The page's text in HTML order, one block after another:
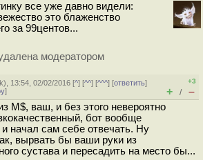
все уже давно видели:
это блаженство
за 99центов...
модератором
), 13:54, 02/02/2016 [^] [^^] [^^^] [ответить]
]
+3
+ / –
M$, ваш, и без этого невероятно
бот вообще
начал сам себе отвечать. Ну
вырвать бы ваши руки из
сустава и пересадить на место бы...